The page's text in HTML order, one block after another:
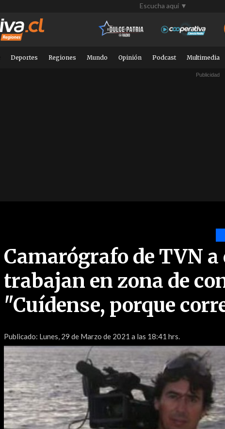
Escucha aquí ▼
Deportes Regiones Mundo Opinión Podcast Multimedia
Camarógrafo de TVN a
trabajan en zona de
"Cuídense, porque
Publicado: Lunes, 29 de Marzo de 2021 a las 18:41 hrs.